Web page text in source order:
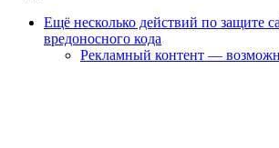
Ещё несколько действий по защите
вредоносного кода
Рекламный контент —